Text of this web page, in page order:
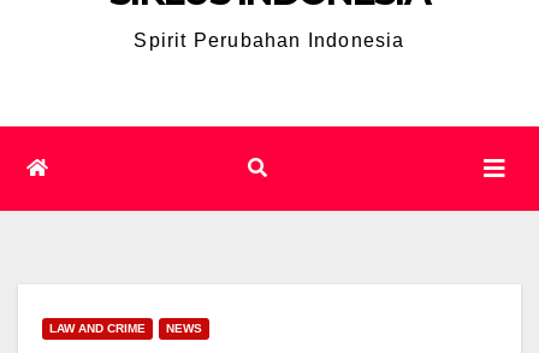
Spirit Perubahan Indonesia
LAW AND CRIME NEWS